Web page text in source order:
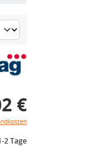
€
2 Tage